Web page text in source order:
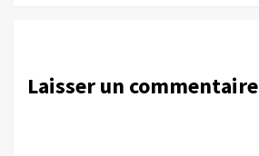
Laisser un commentaire